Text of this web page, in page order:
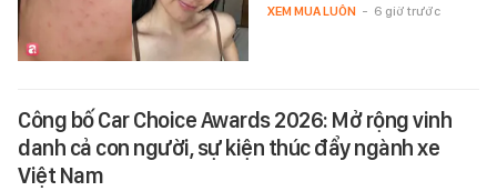
XEM MUA LUÔN - 6 giờ trước
Công bố Car Choice Awards 2026: Mở rộng vinh
danh cả con người, sự kiện thúc đẩy ngành xe
Việt Nam